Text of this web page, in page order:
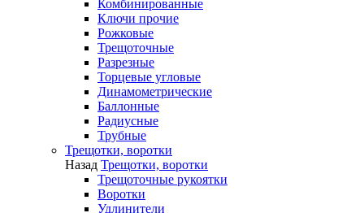
Комбинированные
Ключи прочие
Рожковые
Трещоточные
Разрезные
Торцевые угловые
Динамометрические
Баллонные
Радиусные
Трубные
Трещотки, воротки
Назад Трещотки, воротки
Трещоточные рукоятки
Воротки
Удлинители